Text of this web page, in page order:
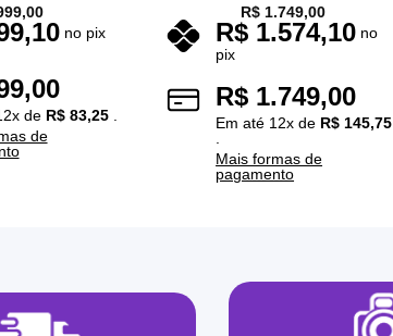
no pix
x de R$83,25.
de
R$1.749,00
R$ 1.574,10 no
pix
R$ 1.749,00
Em até 12x de R$ 145,75
.
Mais formas de
pagamento